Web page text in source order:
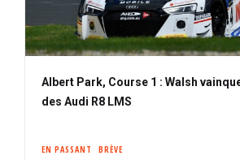
Albert Park, Course 1 : Walsh
des Audi R8 LMS
EN PASSANT BRÈVE